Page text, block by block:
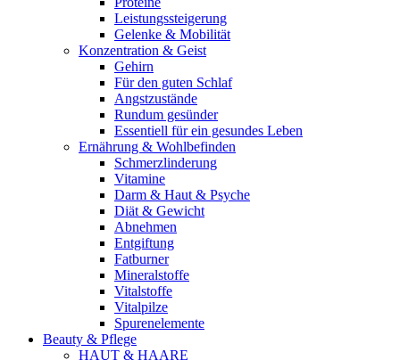
Leistungssteigerung
Gelenke & Mobilität
Konzentration & Geist
Gehirn
Für den guten Schlaf
Angstzustände
Rundum gesünder
Essentiell für ein gesundes Leben
Ernährung & Wohlbefinden
Schmerzlinderung
Vitamine
Darm & Haut & Psyche
Diät & Gewicht
Abnehmen
Entgiftung
Fatburner
Mineralstoffe
Vitalstoffe
Vitalpilze
Spurenelemente
Beauty & Pflege
HAUT & HAARE